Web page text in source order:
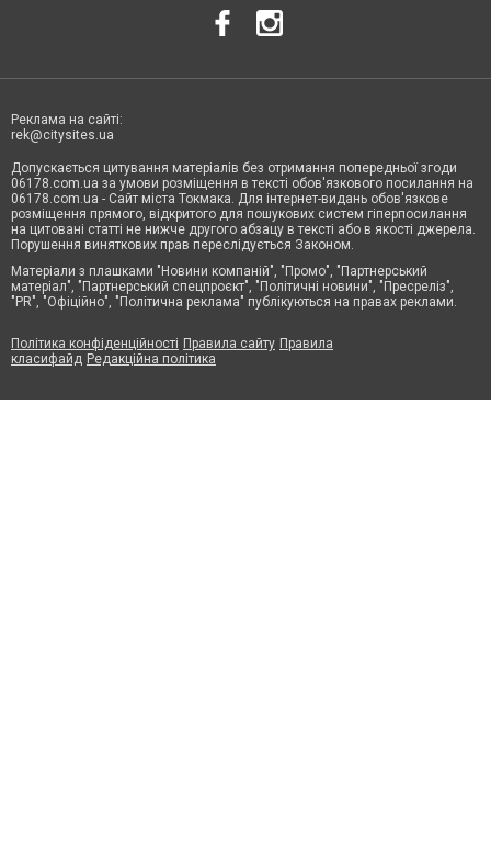
Реклама на сайті:
rek@citysites.ua
Допускається цитування матеріалів без отримання попередньої згоди
06178.com.ua за умови розміщення в тексті обов'язкового посилання на
06178.com.ua - Сайт міста Токмака. Для інтернет-видань обов'язкове
розміщення прямого, відкритого для пошукових систем гіперпосилання
на цитовані статті не нижче другого абзацу в тексті або в якості джерела.
Порушення виняткових прав переслідується Законом.
Матеріали з плашками "Новини компаній", "Промо", "Партнерський
матеріал", "Партнерський спецпроєкт", "Політичні новини", "Пресреліз",
"PR", "Офіційно", "Політична реклама" публікуються на правах реклами.
Політика конфіденційності Правила сайту Правила
класифайд Редакційна політика